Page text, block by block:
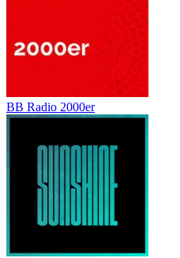
BB Radio 2000er